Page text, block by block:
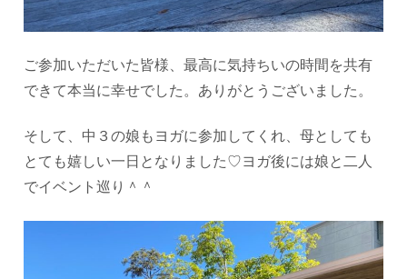
ご参加いただいた皆様、最高に気持ちいの時間を共有
できて本当に幸せでした。ありがとうございました。
そして、中３の娘もヨガに参加してくれ、母としても
とても嬉しい一日となりました♡ヨガ後には娘と二人
でイベント巡り＾＾